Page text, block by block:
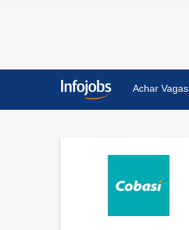
Achar Vagas